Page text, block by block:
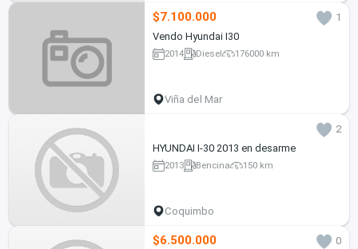
$7.100.000
1
Vendo Hyundai I30
2014 Diesel 176000 km
Viña del Mar
2
HYUNDAI I-30 2013 en desarme
2013 Bencina 150 km
Coquimbo
$6.500.000
0